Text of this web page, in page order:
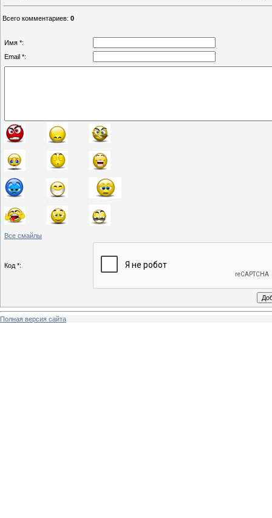
Всего комментариев: 0
Имя *:
Email *:
Все смайлы
Код *:
Полная версия сайта